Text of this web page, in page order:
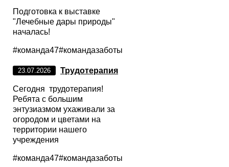
Подготовка к выставке
"Лечебные дары природы"
началась!
#команда47#командазаботы
23.07.2026 Трудотерапия
Сегодня трудотерапия!
Ребята с большим
энтузиазмом ухаживали за
огородом и цветами на
территории нашего
учреждения
#команда47#командазаботы